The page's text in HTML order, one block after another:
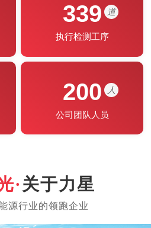
339 道
执行检测工序
200 人
公司团队人员
关于力星